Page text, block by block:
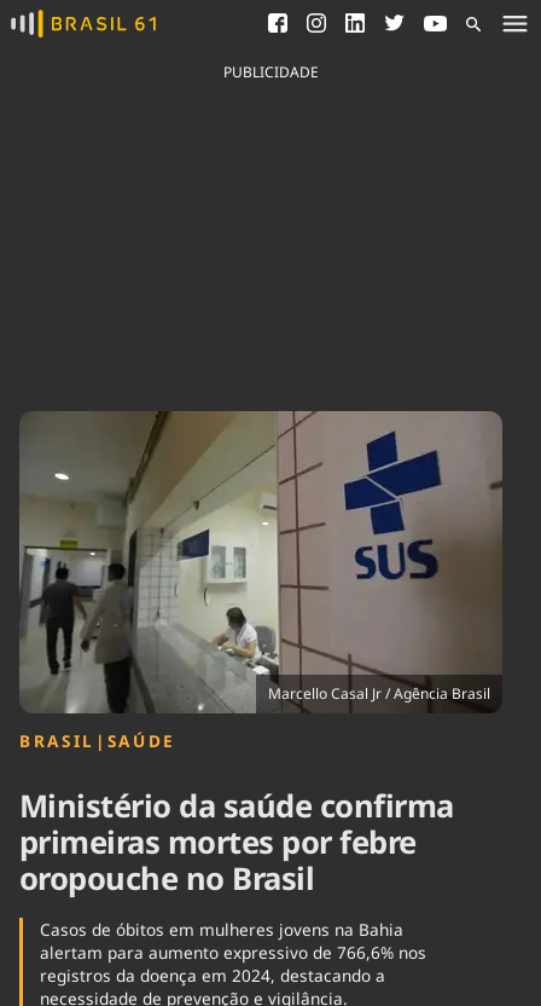
Ver todas as notícias
Saneamento
Indicadores
Brasil
Brasil Mineral
Tecnologia
Cinema
Comportamento
Cultura
Economia
Educação
Infraestrutura
Internacional
Meio Ambiente
Podcast
Política
Saúde
Tempo
PUBLICIDADE
Marcello Casal Jr / Agência Brasil
BRASIL | SAÚDE
Ministério da saúde confirma
primeiras mortes por febre
oropouche no Brasil
Casos de óbitos em mulheres jovens na Bahia
alertam para aumento expressivo de 766,6% nos
registros da doença em 2024, destacando a
necessidade de prevenção e vigilância.